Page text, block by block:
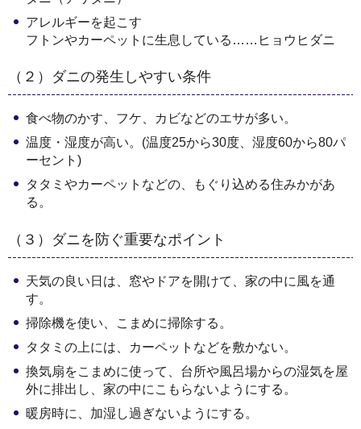
アレルギーを起こす
フトンやカーペットに生息している……ヒョウヒダニ
（２）ダニの発生しやすい条件
食べ物のかす、フケ、カビなどのエサが多い。
温度・湿度が高い。(温度25から30度、湿度60から80パ
ーセント)
タタミやカーペットなどの、もぐり込める住みかがあ
る。
（３）ダニを防ぐ重要なポイント
天気の良い日は、窓やドアを開けて、家の中に風を通
す。
掃除機を使い、こまめに掃除する。
タタミの上には、カーペットなどを敷かない。
換気扇をこまめに使って、台所や風呂場からの湿気を屋
外に排出し、家の中にこもらないようにする。
暖房時に、加湿し過ぎないようにする。